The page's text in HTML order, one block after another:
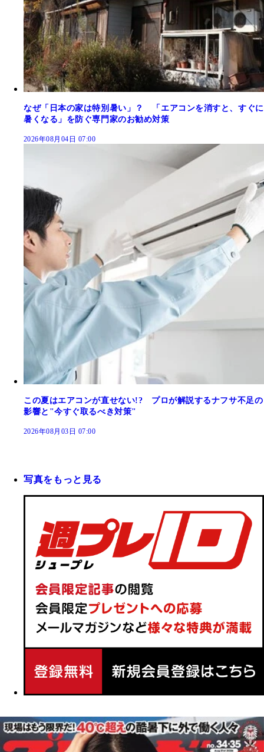
なぜ「日本の家は特別暑い」？ 「エアコンを消すと、すぐに
暑くなる」を防ぐ専門家のお勧め対策
2026年08月04日 07:00
この夏はエアコンが直せない!? プロが解説するナフサ不足の
影響と"今すぐ取るべき対策"
2026年08月03日 07:00
写真をもっと見る